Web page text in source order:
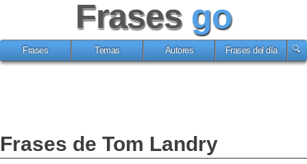
Frases go
Frases Temas Autores Frases del día
Frases de Tom Landry